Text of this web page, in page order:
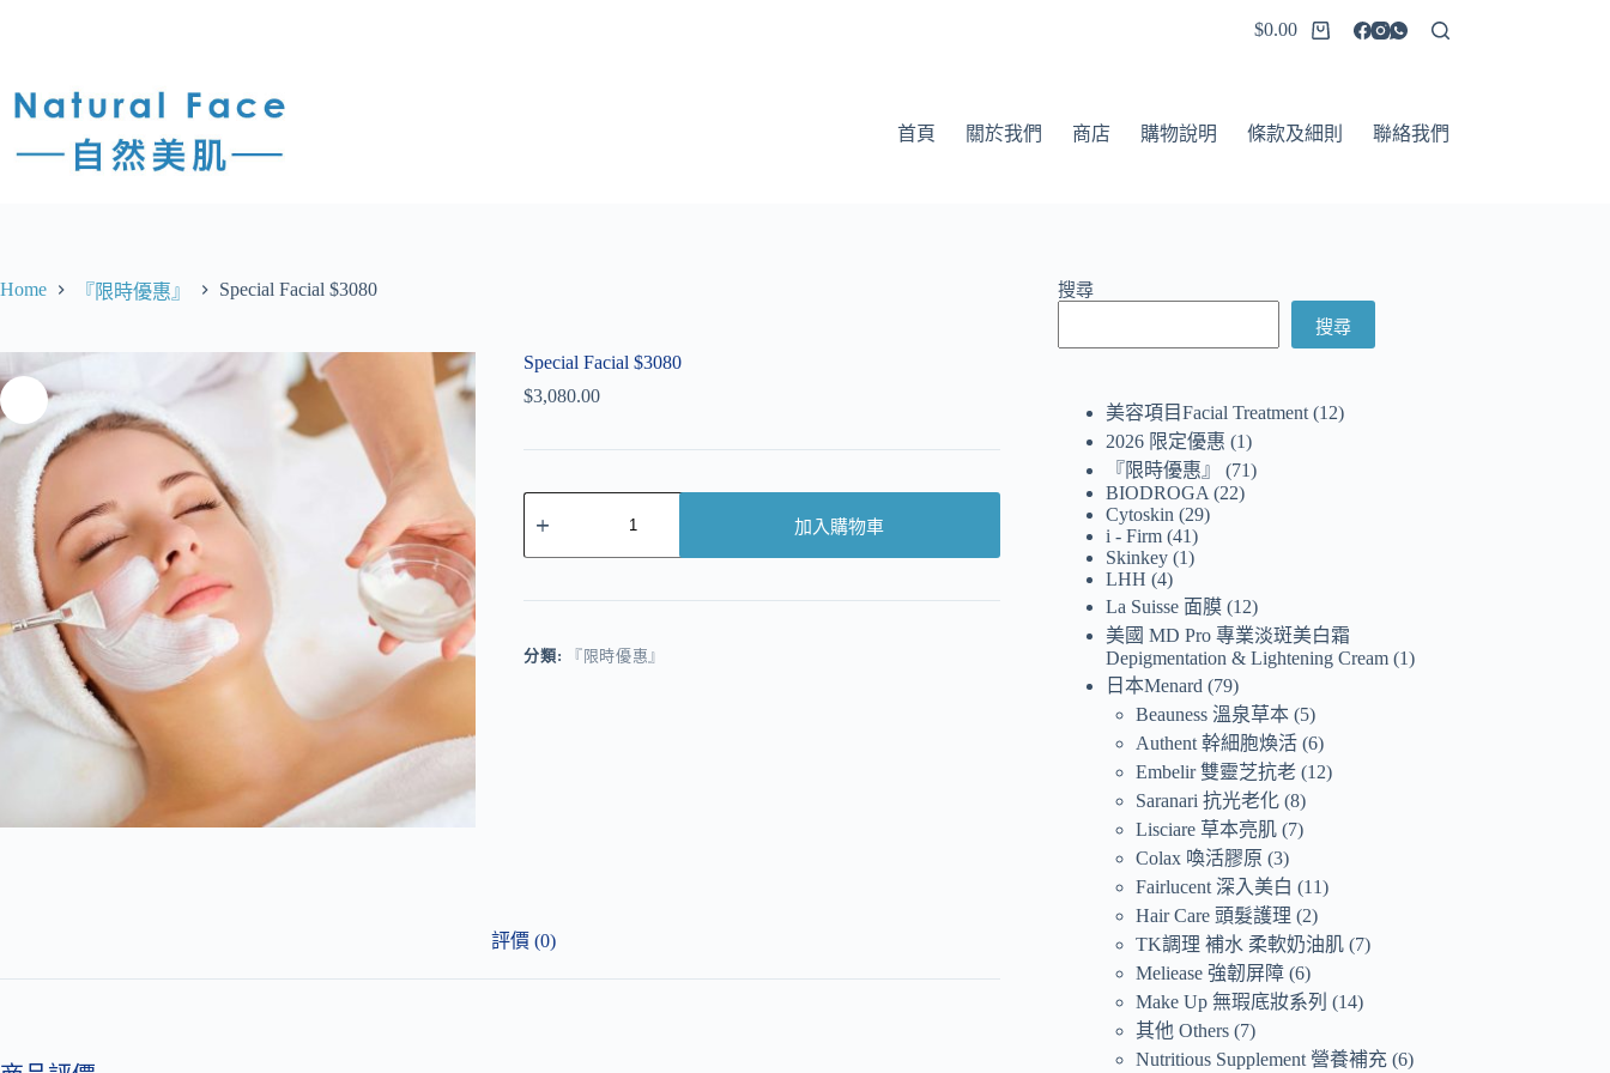
$0.00
首頁 關於我們 商店 購物說明 條款及細則 聯絡我們
Home 『限時優惠』 Special Facial $3080
Special Facial $3080
$3,080.00
加入購物車
r
分類: 『限時優惠』
評價 (0)
搜尋
搜尋
美容項目Facial Treatment 12
2026 限定優惠
1
『限時優惠』
71
BIODROGA
22
Cytoskin
29
i - Firm 41
Skinkey 1
LHH 4
La Suisse 面膜 12
美國 MD Pro 專業淡斑美白霜
Depigmentation & Lightening Cream 1
日本Menard
79
Beauness 溫泉草本 5
Authent 幹細胞煥活 6
Embelir 雙靈芝抗老 12
Saranari 抗光老化 8
Lisciare 草本亮肌 7
Colax 喚活膠原 3
Fairlucent 深入美白
11
Hair Care 頭髮護理
2
TK調理 補水 柔軟奶油肌 7
Meliease 強韌屏障 6
Make Up 無瑕底妝系列
14
其他 Others 7
Nutritious Supplement 營養補充 6